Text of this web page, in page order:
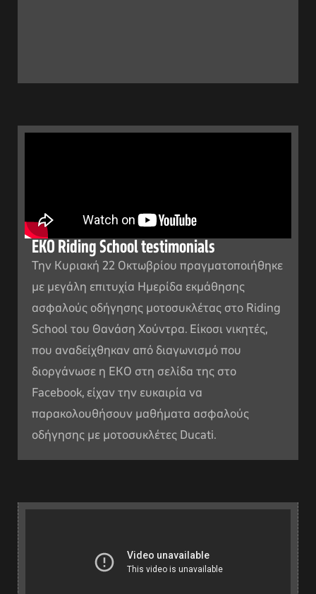
EKO Riding School testimonials
Την Κυριακή 22 Οκτωβρίου πραγματοποιήθηκε
με μεγάλη επιτυχία Ημερίδα εκμάθησης
ασφαλούς οδήγησης μοτοσυκλέτας στο Riding
School του Θανάση Χούντρα. Είκοσι νικητές,
που αναδείχθηκαν από διαγωνισμό που
διοργάνωσε η ΕΚΟ στη σελίδα της στο
Facebook, είχαν την ευκαιρία να
παρακολουθήσουν μαθήματα ασφαλούς
οδήγησης με μοτοσυκλέτες Ducati.